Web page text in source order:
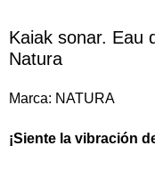
Kaiak sonar. Eau
Natura
Marca: NATURA
¡Siente la vibración